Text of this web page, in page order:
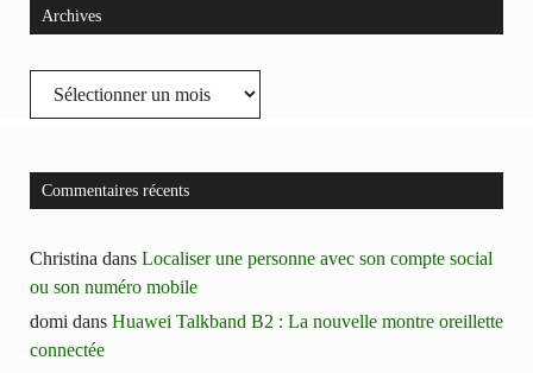
Archives
Archives
Commentaires récents
Christina dans Localiser une personne avec son compte social
ou son numéro mobile
domi dans Huawei Talkband B2 : La nouvelle montre oreillette
connectée